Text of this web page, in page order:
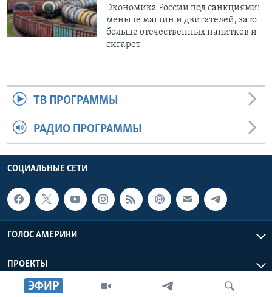
ЭФИР
Экономика России под санкциями:
меньше машин и двигателей, зато
больше отечественных напитков и
сигарет
ТВ ПРОГРАММЫ
РАДИО ПРОГРАММЫ
СОЦИАЛЬНЫЕ СЕТИ
ГОЛОС АМЕРИКИ
ПРОЕКТЫ